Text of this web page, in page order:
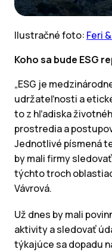
Ilustračné foto: Feri
Koho sa bude ESG
„ESG je
udržateľnosti a
to z hľadiska
prostredia a
Jednotlivé písmená
by mali firmy
týchto troch
Vávrová.
Už dnes by mali
aktivity a sledovať
týkajúce sa dopadu